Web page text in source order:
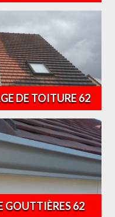
DE TOITURE 62
GOUTTIÈRES 62